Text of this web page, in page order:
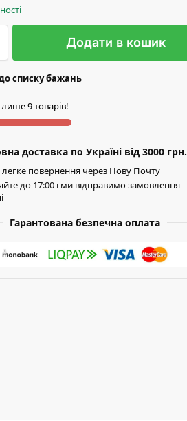
Додати в кошик
списку бажань
лише 9 товарів!
доставка по Україні від 3000 грн.
повернення через Нову Почту
до 17:00 і ми відправимо замовлення
Гарантована безпечна оплата